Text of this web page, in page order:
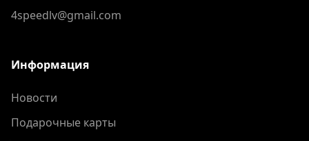
4speedlv@gmail.com
Информация
Новости
Подарочные карты